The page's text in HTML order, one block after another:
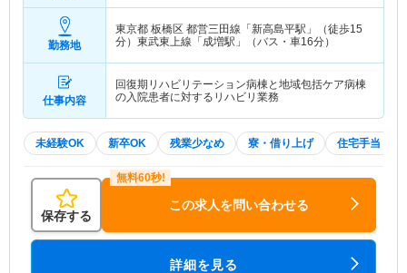
勤務地
東京都 板橋区 都営三田線「新高島平駅」（徒歩15
分）東武東上線「成増駅」（バス・車16分）
仕事内容
回復期リハビリテーション病棟と地域包括ケア病棟
の入院患者に対するリハビリ業務
未経験OK 新卒OK 残業少なめ 寮・借り上げ 住宅手当・補
保存する
この求人を問い合わせる
詳細を見る